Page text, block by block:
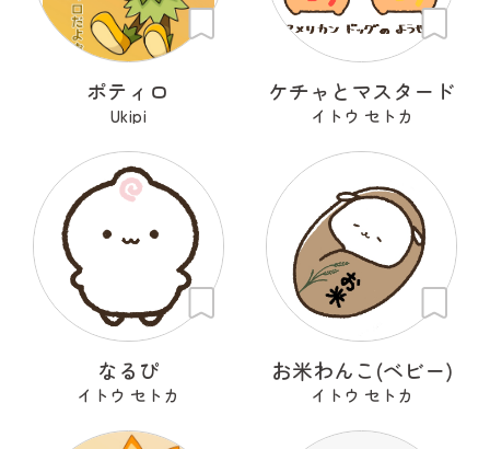
ポティロ
Ukipi
ケチャとマスタード
イトウ セトカ
なるぴ
イトウ セトカ
お米わんこ(ベビー)
イトウ セトカ